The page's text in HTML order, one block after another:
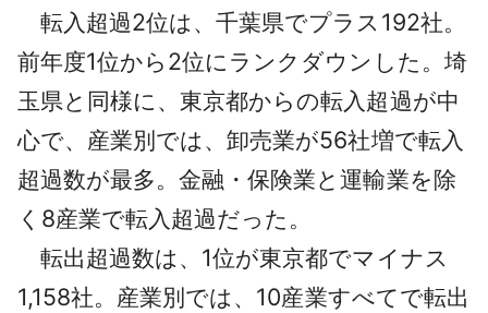
転入超過2位は、千葉県でプラス192社。
前年度1位から2位にランクダウンした。埼
玉県と同様に、東京都からの転入超過が中
心で、産業別では、卸売業が56社増で転入
超過数が最多。金融・保険業と運輸業を除
く8産業で転入超過だった。
転出超過数は、1位が東京都でマイナス
1,158社。産業別では、10産業すべてで転出